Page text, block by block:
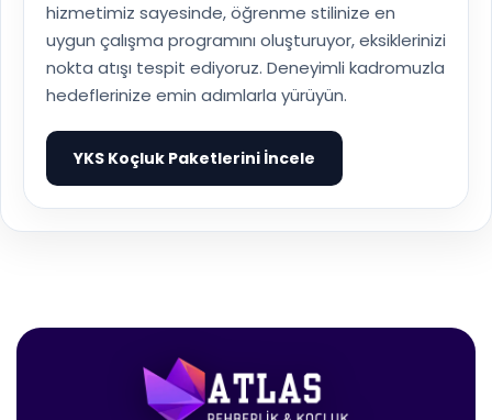
hizmetimiz sayesinde, öğrenme stilinize en
uygun çalışma programını oluşturuyor, eksiklerinizi
nokta atışı tespit ediyoruz. Deneyimli kadromuzla
hedeflerinize emin adımlarla yürüyün.
YKS Koçluk Paketlerini İncele
▶